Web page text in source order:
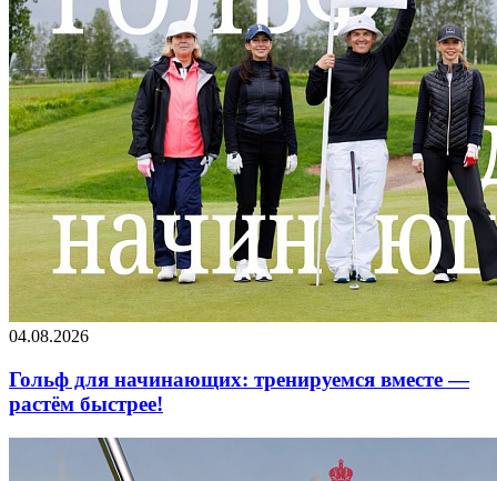
04.08.2026
Гольф для начинающих: тренируемся вместе —
растём быстрее!